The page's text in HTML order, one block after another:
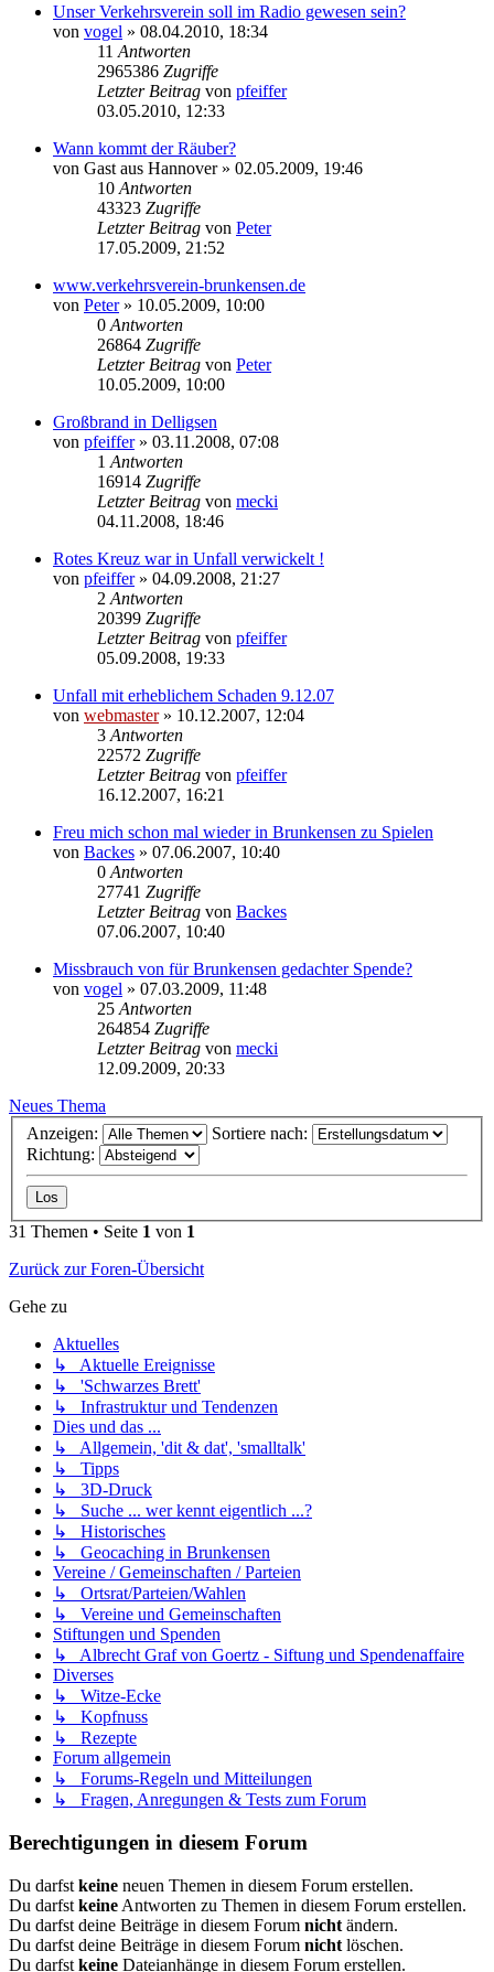
Unser Verkehrsverein soll im Radio gewesen sein?
von vogel » 08.04.2010, 18:34
11 Antworten
2965386 Zugriffe
Letzter Beitrag von pfeiffer
03.05.2010, 12:33
Wann kommt der Räuber?
von Gast aus Hannover» 02.05.2009, 19:46
10 Antworten
43323 Zugriffe
Letzter Beitrag von Peter
17.05.2009, 21:52
www.verkehrsverein-brunkensen.de
von Peter» 10.05.2009, 10:00
0 Antworten
26864 Zugriffe
Letzter Beitrag von Peter
10.05.2009, 10:00
Großbrand in Delligsen
von pfeiffer» 03.11.2008, 07:08
1 Antworten
16914 Zugriffe
Letzter Beitrag von mecki
04.11.2008, 18:46
Rotes Kreuz war in Unfall verwickelt !
von pfeiffer» 04.09.2008, 21:27
2 Antworten
20399 Zugriffe
Letzter Beitrag von pfeiffer
05.09.2008, 19:33
Unfall mit erheblichem Schaden 9.12.07
von webmaster» 10.12.2007, 12:04
3 Antworten
22572 Zugriffe
Letzter Beitrag von pfeiffer
16.12.2007, 16:21
Freu mich schon mal wieder in Brunkensen zu Spielen
von Backes » 07.06.2007, 10:40
0 Antworten
27741 Zugriffe
Letzter Beitrag von Backes
07.06.2007, 10:40
Missbrauch von für Brunkensen gedachter Spende?
von vogel » 07.03.2009, 11:48
25 Antworten
264854 Zugriffe
Letzter Beitrag von mecki
12.09.2009, 20:33
Neues Thema
Anzeigen:
Sortiere nach:
Richtung:
31 Themen • Seite 1 von 1
Zurück zur Foren-Übersicht
Gehe zu
Aktuelles
↳ Aktuelle Ereignisse
↳ 'Schwarzes Brett'
↳ Infrastruktur und Tendenzen
Dies und das ...
↳ Allgemein, 'dit & dat', 'smalltalk'
↳ Tipps
↳ 3D-Druck
↳ Suche ... wer kennt eigentlich ...?
↳ Historisches
↳ Geocaching in Brunkensen
Vereine / Gemeinschaften / Parteien
↳ Ortsrat/Parteien/Wahlen
↳ Vereine und Gemeinschaften
Stiftungen und Spenden
↳ Albrecht Graf von Goertz - Siftung und Spendenaffaire
Diverses
↳ Witze-Ecke
↳ Kopfnuss
↳ Rezepte
Forum allgemein
↳ Forums-Regeln und Mitteilungen
↳ Fragen, Anregungen & Tests zum Forum
Berechtigungen in diesem Forum
Du darfst keine neuen Themen in diesem Forum erstellen.
Du darfst keine Antworten zu Themen in diesem Forum erstellen.
Du darfst deine Beiträge in diesem Forum nicht ändern.
Du darfst deine Beiträge in diesem Forum nicht löschen.
Du darfst keine Dateianhänge in diesem Forum erstellen.